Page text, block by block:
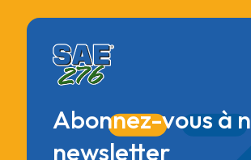
Abonnez-vous à
newsletter